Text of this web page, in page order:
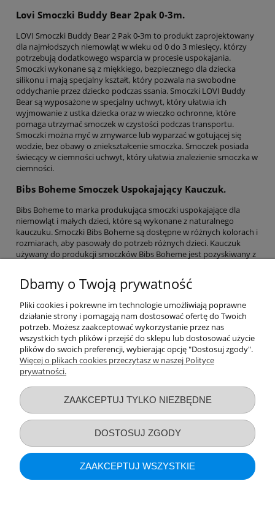
Lovi Smoczki Buddy Bear 2pak 0-3m.
LOVI Smoczki Buddy Bear 2 Pak 0-3m to produkt zaprojektowany
dla najmłodszych niemowląt w wieku od 0 do 3 miesięcy, którzy
potrzebują dodatkowego wsparcia w procesie uspokajania.
Smoczki wykonane są z miękkiego, bezpiecznego dla dziecka
silikonu i mają specjalny kształt, który pozwala na swobodne
oddychanie przez dziecko podczas ssania. Smoczki LOVI Buddy
Bear są wyposażone w specjalny uchwyt, który ułatwia ich
wyjmowanie z ustka dziecka oraz w wieczko ochronne, które
pomaga utrzymać smoczek w czystości podczas transportu.
Smoczki można myć w zmywarce lub wyparzać w gotującej się
wodzie, bez obawy o zniekształcenie smoczka. Smoczek posiada
świecący w ciemności uchwyt, który ułatwia znalezienie smoczka w
ciemności.
Bibs Boheme Smoczek Uspokajający Kauczuk.
Bibs Boheme to marka produkująca smoczki uspokajające dla
niemowląt i małych dzieci, które są wykonane z naturalnego
kauczuku. Smoczki Bibs Boheme są dostępne w różnych kolorach i
rozmiarach, aby pasowały do potrzeb różnych dzieci. Kauczuk
używany do produkcji smoczków Bibs Boheme jest pozyskiwany z
Kauczuk ten jest bezpieczny dla niemowląt i jest wolny od
szkodliwych substancji chemicznych, takich jak BPA i ftalany.
skandynawskim stylem. Mają klasyczny, prosty wygląd, który jest
modny i pasuje do większości stylów ubierania niemowląt.
Smoczki Bibs Boheme są również zaprojektowane z myślą o
funkcjonalności - mają ergonomiczny kształt, który dopasowuje się
do kształtu ust dziecka i zapewnia maksymalny komfort.
Informacje o sklepie
Dbamy o Twoją prywatność
Pliki cookies i pokrewne im technologie umożliwiają poprawne
działanie strony i pomagają nam dostosować ofertę do Twoich
potrzeb. Możesz zaakceptować wykorzystanie przez nas
wszystkich tych plików i przejść do sklepu lub dostosować użycie
plików do swoich preferencji, wybierając opcję "Dostosuj zgody".
Więcej o plikach cookies przeczytasz w naszej Polityce
prywatności.
ZAAKCEPTUJ TYLKO NIEZBĘDNE
DOSTOSUJ ZGODY
ZAAKCEPTUJ WSZYSTKIE